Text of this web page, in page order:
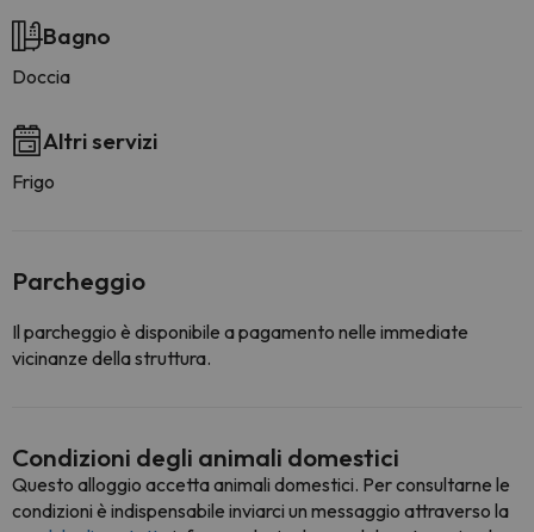
Bagno
Doccia
Altri servizi
Frigo
Parcheggio
Il parcheggio è disponibile a pagamento nelle immediate
vicinanze della struttura.
Condizioni degli animali domestici
Questo alloggio accetta animali domestici. Per consultarne le
condizioni è indispensabile inviarci un messaggio attraverso la